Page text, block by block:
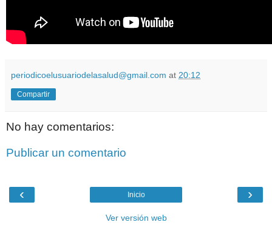
periodicoelusuariodelasalud@gmail.com at 20:12
Compartir
No hay comentarios:
Publicar un comentario
‹ ›
Inicio
Ver versión web